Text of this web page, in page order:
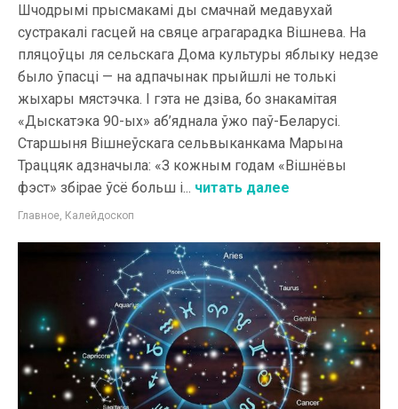
Шчодрымі прысмакамі ды смачнай медавухай
сустракалі гасцей на свяце аграгарадка Вішнева. На
пляцоўцы ля сельскага Дома культуры яблыку недзе
было ўпасці — на адпачынак прыйшлі не толькі
жыхары мястэчка. І гэта не дзіва, бо знакамітая
«Дыскатэка 90-ых» аб’яднала ўжо паў-Беларусі.
Старшыня Вішнеўскага сельвыканкама Марына
Траццяк адзначыла: «З кожным годам «Вішнёвы
фэст» збірае ўсё больш і... читать далее
Главное, Калейдоскоп